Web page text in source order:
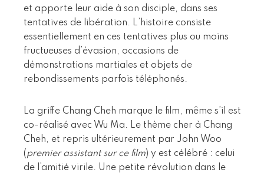
et apporte leur aide à son disciple, dans ses
tentatives de libération. L’histoire consiste
essentiellement en ces tentatives plus ou moins
fructueuses d’évasion, occasions de
démonstrations martiales et objets de
rebondissements parfois téléphonés.
La griffe Chang Cheh marque le film, même s’il est
co-réalisé avec Wu Ma. Le thème cher à Chang
Cheh, et repris ultérieurement par John Woo
(premier assistant sur ce film) y est célébré : celui
de l’amitié virile. Une petite révolution dans le